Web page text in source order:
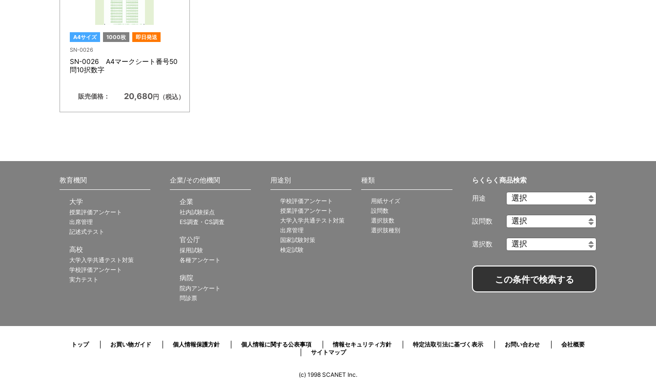
A4サイズ 1000枚
即日発送
SN-0026
SN-0026 A4マークシート番号50
問10択数字
販売価格： 20,680円（税込）
らくらく商品検索
用途
設問数
選択数
この条件で検索する
教育機関
大学
授業評価アンケート
出席管理
記述式テスト
高校
大学入学共通テスト対策
学校評価アンケート
実力テスト
企業/その他機関
企業
社内試験採点
ES調査・CS調査
官公庁
採用試験
各種アンケート
病院
院内アンケート
問診票
用途別
学校評価アンケート
授業評価アンケート
大学入学共通テスト対策
出席管理
国家試験対策
検定試験
種類
用紙サイズ
設問数
選択肢数
選択肢種別
トップ お買い物ガイド 個人情報保護方針 個人情報に関する公表事項 情報セキュリティ方針 特定法取引法に基づく表示 お問い合わせ
会社概要
サイトマップ
(c) 1998 SCANET Inc.